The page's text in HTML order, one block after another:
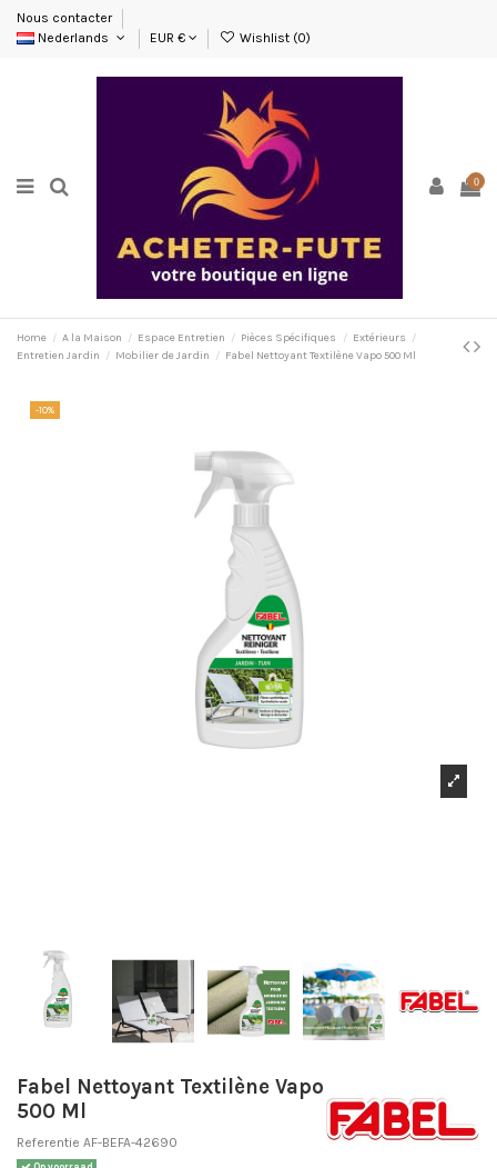
Nous contacter
Nederlands
EUR € Wishlist (0)
0
Home A la Maison Espace Entretien Pièces Spécifiques
Extérieurs
Entretien Jardin
Mobilier de Jardin Fabel Nettoyant Textilène Vapo 500 Ml
-10%
Fabel Nettoyant Textilène Vapo
500 Ml
Referentie AF-BEFA-42690